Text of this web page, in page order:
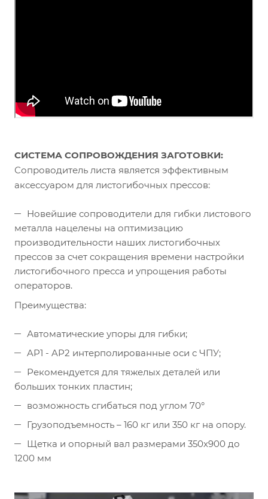
СИСТЕМА СОПРОВОЖДЕНИЯ ЗАГОТОВКИ:
Сопроводитель листа является эффективным
аксессуаром для листогибочных прессов:
Новейшие сопроводители для гибки листового
металла нацелены на оптимизацию
производительности наших листогибочных
прессов за счет сокращения времени настройки
листогибочного пресса и упрощения работы
операторов.
Преимущества:
Автоматические упоры для гибки;
AP1 - AP2 интерполированные оси с ЧПУ;
Рекомендуется для тяжелых деталей или
больших тонких пластин;
возможность сгибаться под углом 70°
Грузоподъемность – 160 кг или 350 кг на опору.
Щетка и опорный вал размерами 350х900 до
1200 мм